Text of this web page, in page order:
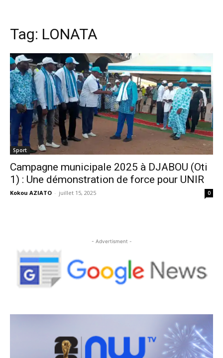
Tag: LONATA
Sport
Campagne municipale 2025 à DJABOU (Oti
1) : Une démonstration de force pour UNIR
Kokou AZIATO - juillet 15, 2025 0
- Advertisment -